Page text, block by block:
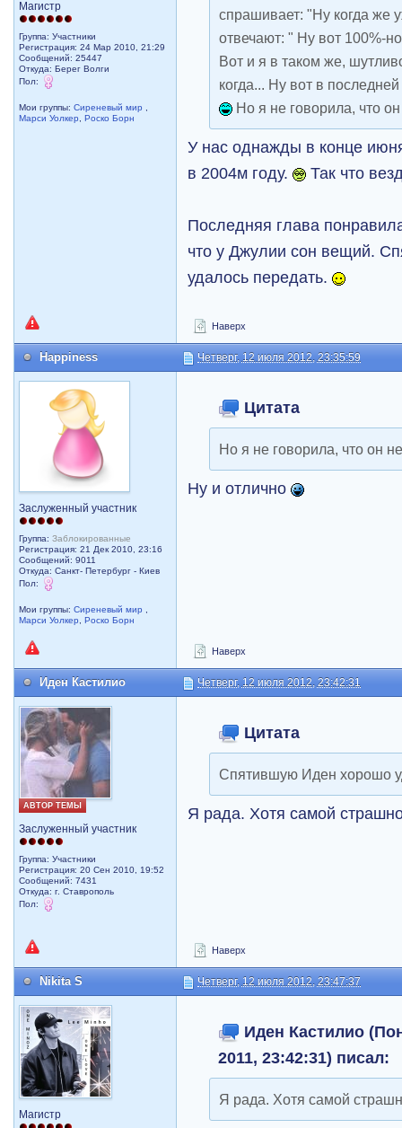
Магистр
Группа: Участники
Регистрация: 24 Мар 2010, 21:29
Сообщений: 25447
Откуда: Берег Волги
Пол:
Мои группы:Сиреневый мир
Марси Уолкер
,Роско Борн
спрашивает: "Ну когда же
отвечают: " Ну вот 100%-
Вот и я в таком же,
когда... Ну вот в
Но я не говорила, что
У нас однажды в конце
в 2004м году.
Так что
Последняя глава
что у Джулии сон вещий.
удалось передать.
Наверх
Happiness Четверг, 12 июля 2012, 23:35:59
Заслуженный участник
Группа:Заблокированные
Регистрация: 21 Дек 2010, 23:16
Сообщений: 9011
Откуда: Санкт- Петербург - Киев
Пол:
Мои группы:Сиреневый мир
Марси Уолкер
,Роско Борн
Цитата
Но я не говорила, что он
Ну и отлично
Наверх
Иден Кастилио Четверг, 12 июля 2012, 23:42:31
АВТОР ТЕМЫ
Заслуженный участник
Группа: Участники
Регистрация: 20 Сен 2010, 19:52
Сообщений: 7431
Откуда: г. Ставрополь
Пол:
Цитата
Спятившую Иден хорошо
Я рада. Хотя самой
Наверх
Nikita S Четверг, 12 июля 2012, 23:47:37
Магистр
Иден Кастилио
2011, 23:42:31) писал:
Я рада. Хотя самой